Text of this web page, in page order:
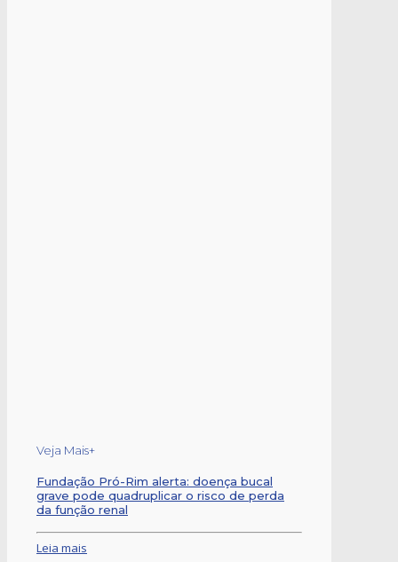
Veja Mais+
Fundação Pró-Rim alerta: doença bucal
grave pode quadruplicar o risco de perda
da função renal
Leia mais